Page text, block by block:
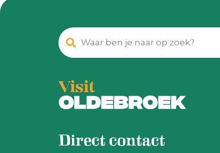
Direct contact